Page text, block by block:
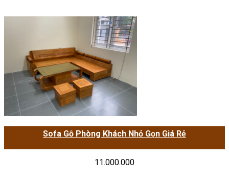
Sofa Gỗ Phòng Khách Nhỏ Gọn Giá Rẻ
11.000.000